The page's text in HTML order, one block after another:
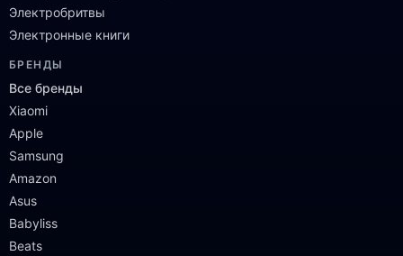
Электробритвы
Электронные книги
БРЕНДЫ
Все бренды
Xiaomi
Apple
Samsung
Amazon
Asus
Babyliss
Beats